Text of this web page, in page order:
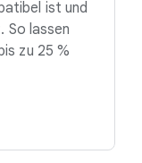
ist und
So lassen
zu 25 %